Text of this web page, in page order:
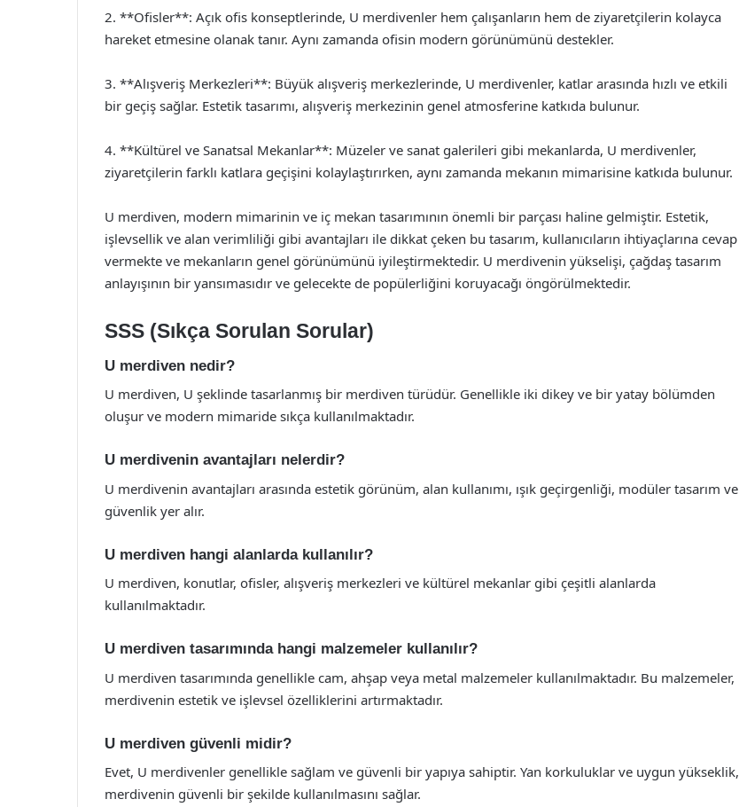
2. **Ofisler**: Açık ofis konseptlerinde, U merdivenler hem çalışanların hem de ziyaretçilerin kolayca
hareket etmesine olanak tanır. Aynı zamanda ofisin modern görünümünü destekler.
3. **Alışveriş Merkezleri**: Büyük alışveriş merkezlerinde, U merdivenler, katlar arasında hızlı ve etkili
bir geçiş sağlar. Estetik tasarımı, alışveriş merkezinin genel atmosferine katkıda bulunur.
4. **Kültürel ve Sanatsal Mekanlar**: Müzeler ve sanat galerileri gibi mekanlarda, U merdivenler,
ziyaretçilerin farklı katlara geçişini kolaylaştırırken, aynı zamanda mekanın mimarisine katkıda bulunur.
U merdiven, modern mimarinin ve iç mekan tasarımının önemli bir parçası haline gelmiştir. Estetik,
işlevsellik ve alan verimliliği gibi avantajları ile dikkat çeken bu tasarım, kullanıcıların ihtiyaçlarına cevap
vermekte ve mekanların genel görünümünü iyileştirmektedir. U merdivenin yükselişi, çağdaş tasarım
anlayışının bir yansımasıdır ve gelecekte de popülerliğini koruyacağı öngörülmektedir.
SSS (Sıkça Sorulan Sorular)
U merdiven nedir?
U merdiven, U şeklinde tasarlanmış bir merdiven türüdür. Genellikle iki dikey ve bir yatay bölümden
oluşur ve modern mimaride sıkça kullanılmaktadır.
U merdivenin avantajları nelerdir?
U merdivenin avantajları arasında estetik görünüm, alan kullanımı, ışık geçirgenliği, modüler tasarım ve
güvenlik yer alır.
U merdiven hangi alanlarda kullanılır?
U merdiven, konutlar, ofisler, alışveriş merkezleri ve kültürel mekanlar gibi çeşitli alanlarda
kullanılmaktadır.
U merdiven tasarımında hangi malzemeler kullanılır?
U merdiven tasarımında genellikle cam, ahşap veya metal malzemeler kullanılmaktadır. Bu malzemeler,
merdivenin estetik ve işlevsel özelliklerini artırmaktadır.
U merdiven güvenli midir?
Evet, U merdivenler genellikle sağlam ve güvenli bir yapıya sahiptir. Yan korkuluklar ve uygun yükseklik,
merdivenin güvenli bir şekilde kullanılmasını sağlar.